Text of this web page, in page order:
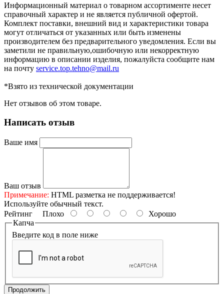
Информационный материал о товарном ассортименте несет
справочный характер и не является публичной офертой.
Комплект поставки, внешний вид и характеристики товара
могут отличаться от указанных или быть изменены
производителем без предварительного уведомления. Если вы
заметили не правильную,ошибочную или некорректную
информацию в описании изделия, пожалуйста сообщите нам
на почту service.top.tehno@mail.ru
*Взято из технической документации
Нет отзывов об этом товаре.
Написать отзыв
Ваше имя
Ваш отзыв
Примечание: HTML разметка не поддерживается!
Используйте обычный текст.
Рейтинг Плохо
Хорошо
Капча
Введите код в поле ниже
Продолжить